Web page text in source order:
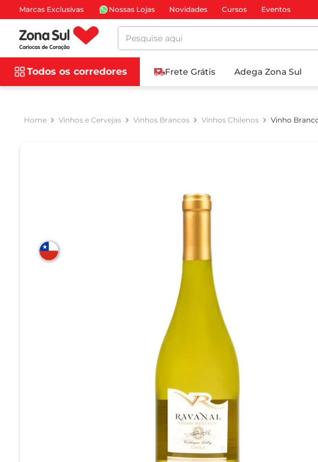
Marcas Exclusivas Nossas Lojas Novidades Cursos Eventos
Pesquise aqui
Todos os corredores Frete Grátis Adega Zona Sul
Vinhos e Cervejas Vinhos Brancos Vinhos Chilenos Vinho